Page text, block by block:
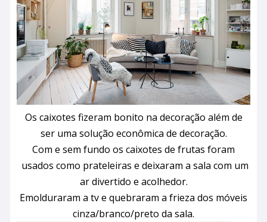
Os caixotes fizeram bonito na decoração além de
ser uma solução econômica de decoração.
Com e sem fundo os caixotes de frutas foram
usados ​​como prateleiras e deixaram a sala com um
ar divertido e acolhedor.
Emolduraram a tv e quebraram a frieza dos móveis
cinza/branco/preto da sala.